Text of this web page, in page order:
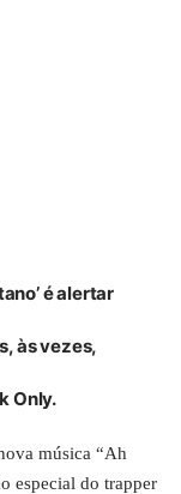
é alertar
às vezes,
Only.
música “Ah
especial do trapper